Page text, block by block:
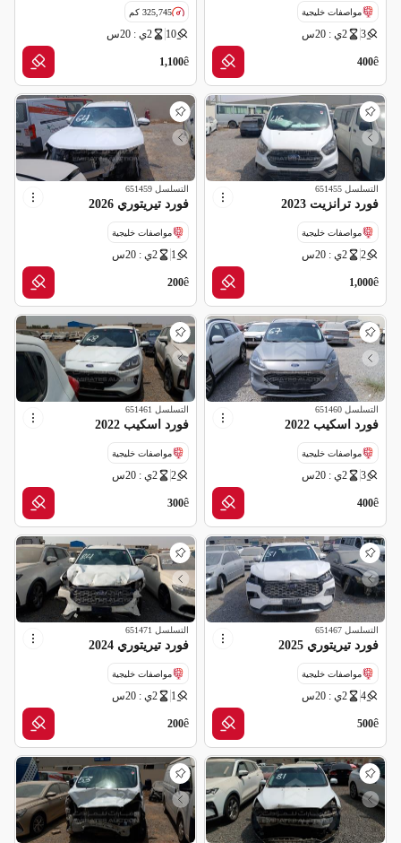
مواصفات خليجية
3 2ي : 20س
ê
400
325,745 كم
ملغاه (شركة تأمين)
10 2ي : 20س
ê
1,100
التسلسل 651455
فورد ترانزيت 2023
مواصفات خليجية
2 2ي : 20س
ê
1,000
التسلسل 651459
فورد تيريتوري 2026
مواصفات خليجية
1 2ي : 20س
ê
200
التسلسل 651460
فورد اسكيب 2022
مواصفات خليجية
3 2ي : 20س
ê
400
التسلسل 651461
فورد اسكيب 2022
مواصفات خليجية
2 2ي : 20س
ê
300
التسلسل 651467
فورد تيريتوري 2025
مواصفات خليجية
4 2ي : 20س
ê
500
التسلسل 651471
فورد تيريتوري 2024
مواصفات خليجية
1 2ي : 20س
ê
200